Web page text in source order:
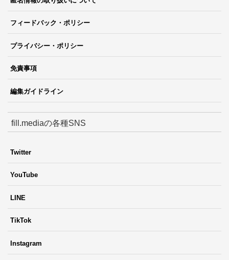
フィードバック・ポリシー
プライバシー・ポリシー
免責事項
編集ガイドライン
fill.mediaの各種SNS
Twitter
YouTube
LINE
TikTok
Instagram